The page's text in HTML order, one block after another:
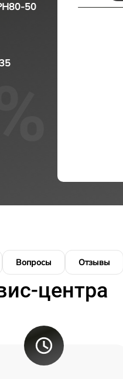
50
Вопросы Отзывы
центра